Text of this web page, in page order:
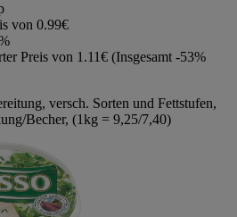
von 0.99€
Preis von 1.11€ (Insgesamt -53%
versch. Sorten und Fettstufen,
Becher, (1kg = 9,25/7,40)